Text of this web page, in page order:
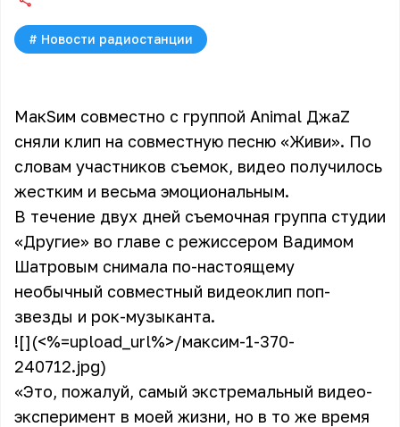
# Новости радиостанции
МакSим совместно с группой Animal ДжаZ
сняли клип на совместную песню «Живи». По
словам участников съемок, видео получилось
жестким и весьма эмоциональным.
В течение двух дней съемочная группа студии
«Другие» во главе с режиссером Вадимом
Шатровым снимала по-настоящему
необычный совместный видеоклип поп-
звезды и рок-музыканта.
![](<%=upload_url%>/максим-1-370-
240712.jpg)
«Это, пожалуй, самый экстремальный видео-
эксперимент в моей жизни, но в то же время